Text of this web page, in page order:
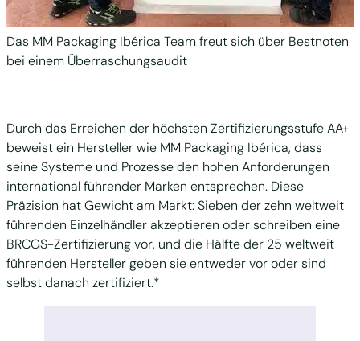
Das MM Packaging Ibérica Team freut sich über Bestnoten
bei einem Überraschungsaudit
Durch das Erreichen der höchsten Zertifizierungsstufe AA+
beweist ein Hersteller wie MM Packaging Ibérica, dass
seine Systeme und Prozesse den hohen Anforderungen
international führender Marken entsprechen. Diese
Präzision hat Gewicht am Markt: Sieben der zehn weltweit
führenden Einzelhändler akzeptieren oderschreiben eine
BRCGS-Zertifizierungvor, und die Hälfte der 25 weltweit
führenden Hersteller geben sie entweder vor oder sind
selbstdanach zertifiziert.*